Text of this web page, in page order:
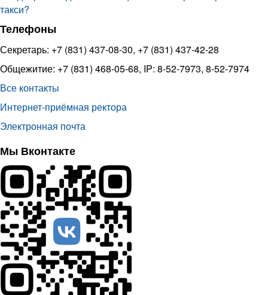
такси?
Телефоны
Секретарь: +7 (831) 437-08-30, +7 (831) 437-42-28
Общежитие: +7 (831) 468-05-68, IP: 8-52-7973, 8-52-7974
Все контакты
Интернет-приёмная ректора
Электронная почта
Мы Вконтакте